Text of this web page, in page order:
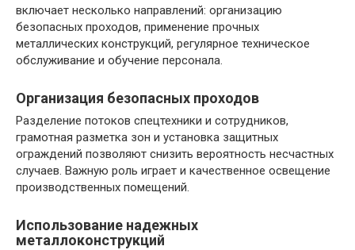
включает несколько направлений: организацию
безопасных проходов, применение прочных
металлических конструкций, регулярное техническое
обслуживание и обучение персонала.
Организация безопасных проходов
Разделение потоков спецтехники и сотрудников,
грамотная разметка зон и установка защитных
ограждений позволяют снизить вероятность несчастных
случаев. Важную роль играет и качественное освещение
производственных помещений.
Использование надежных
металлоконструкций